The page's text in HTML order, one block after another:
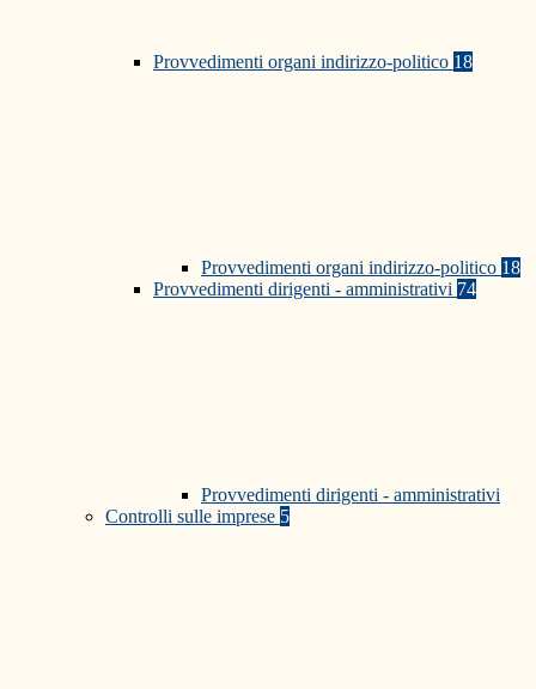
Provvedimenti organi indirizzo-politico 18
Provvedimenti organi indirizzo-politico 18
Provvedimenti dirigenti - amministrativi 74
Provvedimenti dirigenti - amministrativi
Controlli sulle imprese 5